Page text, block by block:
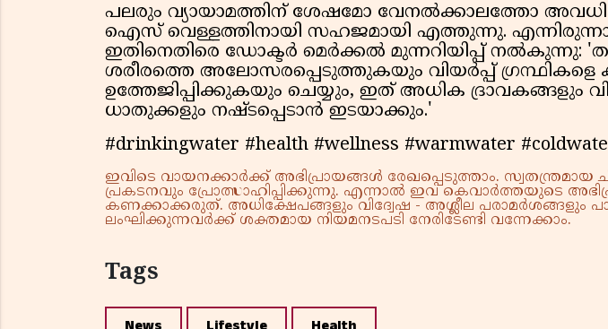
പലരും വ്യായാമത്തിന് ശേഷമോ വേനല്‍ക്കാലത്തോ
ഐസ് വെള്ളത്തിനായി സഹജമായി എത്തുന്നു.
ഇതിനെതിരെ ഡോക്ടര്‍ മെര്‍ക്കല്‍ മുന്നറിയിപ്പ് നല്‍കുന്നു:
ശരീരത്തെ അലോസരപ്പെടുത്തുകയും വിയര്‍പ്പ്
ഉത്തേജിപ്പിക്കുകയും ചെയ്യും, ഇത് അധിക ദ്രാവകങ്ങളും
ധാതുക്കളും നഷ്ടപ്പെടാന്‍ ഇടയാക്കും.'
#drinkingwater #health #wellness #warmwater
ഇവിടെ വായനക്കാർക്ക് അഭിപ്രായങ്ങൾ രേഖപ്പെടുത്താം. സ്വതന്ത്രമായ
പ്രകടനവും പ്രോത്സാഹിപ്പിക്കുന്നു. എന്നാൽ ഇവ കെവാർത്തയുടെ
കണക്കാക്കരുത്. അധിക്ഷേപങ്ങളും വിദ്വേഷ - അശ്ലീല പരാമർശങ്ങളും
ലംഘിക്കുന്നവർക്ക് ശക്തമായ നിയമനടപടി നേരിടേണ്ടി വന്നേക്കാം.
Tags